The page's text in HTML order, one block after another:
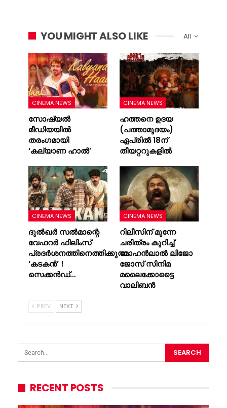
All
YOU MIGHT ALSO LIKE
CINEMA NEWS
സോഷ്യൽ
മീഡിയയിൽ
തരംഗമായി
‘കല്യാണ ഹാൽ’
CINEMA NEWS
ഹത്തനെ ഉദയ
(പത്താമുദയം)
ഏപ്രിൽ 18ന്
തീയറ്ററുകളിൽ
CINEMA NEWS
ദുൽഖർ സൽമാന്റെ
വേഫറർ ഫിലിംസ്
പ്രദർശനത്തിനെത്തിക്കുന്ന
‘കടകൻ’ !
സെക്കൻഡ്…
CINEMA NEWS
റിലീസിന് മുന്നേ
ചരിത്രം കുറിച്ച്
മോഹൻലാൽ ലിജോ
ജോസ് സിനിമ
മലൈക്കോട്ടൈ
വാലിബൻ
PREV NEXT
RECENT POSTS